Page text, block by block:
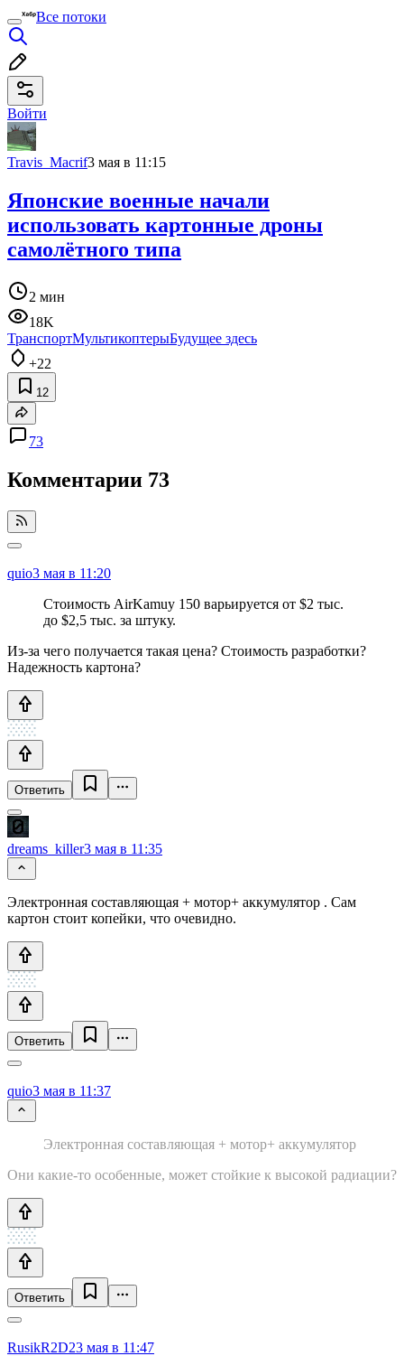
Все потоки
Войти
Travis_Macrif3 мая в 11:15
Японские военные начали
использовать картонные дроны
самолётного типа
2 мин
18K
ТранспортМультикоптерыБудущее здесь
+22
12
73
Комментарии 73
quio3 мая в 11:20
Стоимость AirKamuy 150 варьируется от $2 тыс.
до $2,5 тыс. за штуку.
Из-за чего получается такая цена? Стоимость разработки?
Надежность картона?
Ответить
dreams_killer3 мая в 11:35
Электронная составляющая + мотор+ аккумулятор . Сам
картон стоит копейки, что очевидно.
Ответить
quio3 мая в 11:37
Электронная составляющая + мотор+ аккумулятор
Они какие-то особенные, может стойкие к высокой радиации?
Ответить
RusikR2D23 мая в 11:47